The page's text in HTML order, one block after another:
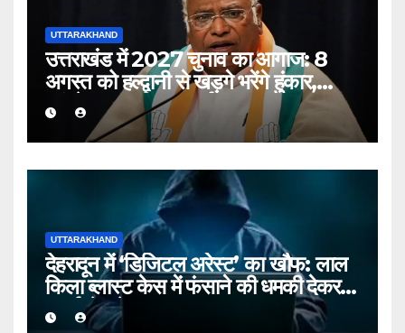
UTTARAKHAND
उत्तराखंड में 2027 चुनाव का आगाज: 8
अगस्त को हल्द्वानी से खड़गे भरेंगे हुंकार,
कांग्रेस का शक्ति प्रदर्शन
UTTARAKHAND
देहरादून में ‘डिजिटल अरेस्ट’ का खौफ: लाल
किला ब्लास्ट केस में फंसाने की धमकी देकर
बुजुर्ग से ठगे ₹13 लाख